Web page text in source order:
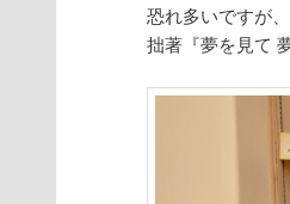
恐れ多いですが
拙著『夢を見て